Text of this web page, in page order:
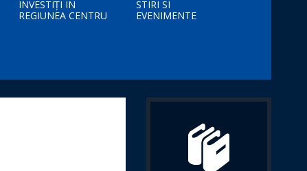
INVESTIȚI IN
REGIUNEA CENTRU
STIRI SI
EVENIMENTE